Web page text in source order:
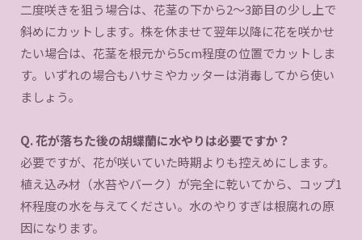
二度咲きを狙う場合は、花茎の下から2〜3節目の少し上で
斜めにカットします。株を休ませて翌年以降に花を咲かせ
たい場合は、花茎を根元から5cm程度の位置でカットしま
す。いずれの場合もハサミやカッターは消毒してから使い
ましょう。
Q. 花が落ちた後の胡蝶蘭に水やりは必要ですか？
必要ですが、花が咲いていた時期よりも控えめにします。
植え込み材（水苔やバーク）が完全に乾いてから、コップ1
杯程度の水を与えてください。水のやりすぎは根腐れの原
因になります。